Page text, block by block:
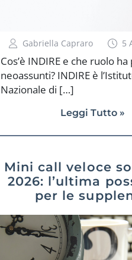
Gabriella Capraro 5
Cos’è INDIRE e che ruolo ha
neoassunti? INDIRE è
Nazionale di […]
Leggi Tutto »
Mini call veloce
2026: l’ultima
per le